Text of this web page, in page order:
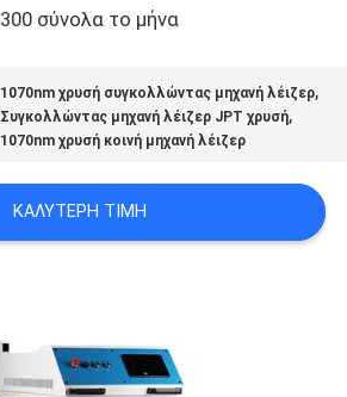
300 σύνολα το μήνα
1070nm χρυσή συγκολλώντας μηχανή λέιζερ,
Συγκολλώντας μηχανή λέιζερ JPT χρυσή,
1070nm χρυσή κοινή μηχανή λέιζερ
ΚΑΛΎΤΕΡΗ ΤΙΜΉ